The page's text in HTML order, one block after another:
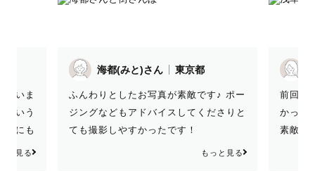
ざいま
という
私にも
安心し
と見る
海都(みと)さん 東京都
ふんわりとしたお写真が素敵です♪ ポー
ジングなどもアドバイスしてくださりと
ても撮影しやすかったです！
もっと見る
前回に
かった
素敵で